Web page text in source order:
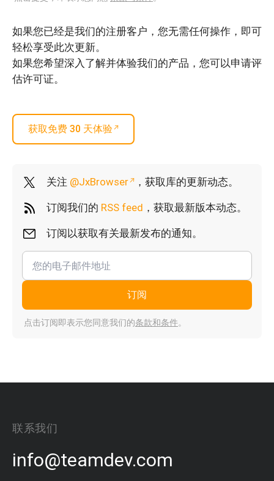
如果您已经是我们的注册客户，您无需任何操作，即可
轻松享受此次更新。
如果您希望深入了解并体验我们的产品，您可以申请评
估许可证。
获取免费 30 天体验
关注 @JxBrowser
，获取库的更新动态。
订阅我们的 RSS feed ，获取最新版本动态。
订阅以获取有关最新发布的通知。
订阅
点击订阅即表示您同意我们的条款和条件。
联系我们
info@teamdev.com